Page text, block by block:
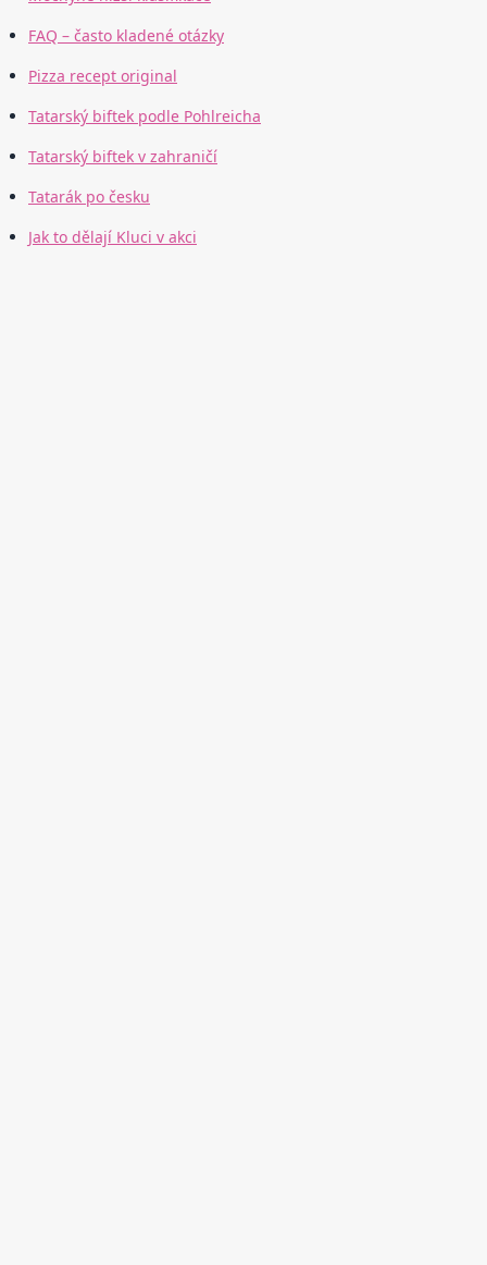
FAQ – často kladené otázky
Pizza recept original
Tatarský biftek podle Pohlreicha
Tatarský biftek v zahraničí
Tatarák po česku
Jak to dělají Kluci v akci